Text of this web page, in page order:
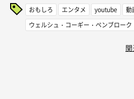
おもしろ エンタメ youtube 動
ウェルシュ・コーギー・ペンブローク